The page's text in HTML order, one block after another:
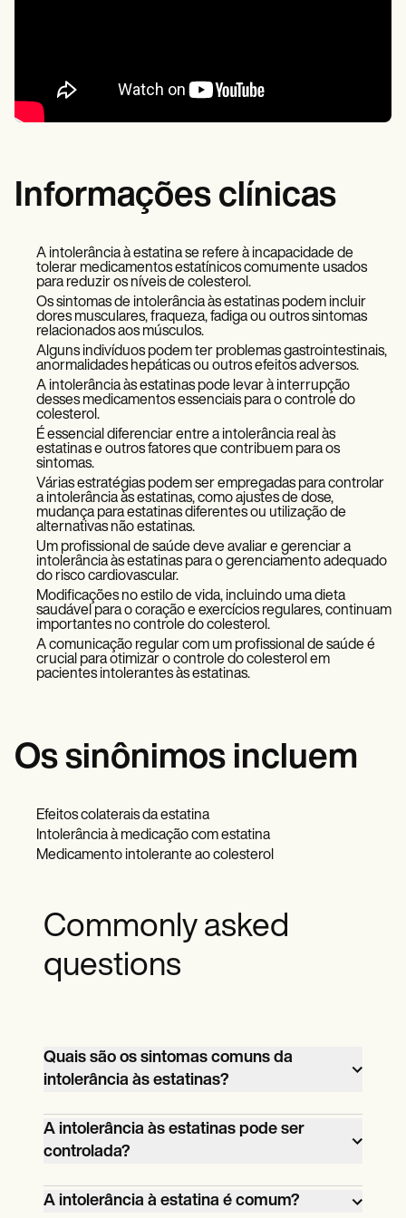
Informações clínicas
A intolerância à estatina se refere à incapacidade de
tolerar medicamentos estatínicos comumente usados
para reduzir os níveis de colesterol.
Os sintomas de intolerância às estatinas podem incluir
dores musculares, fraqueza, fadiga ou outros sintomas
relacionados aos músculos.
Alguns indivíduos podem ter problemas gastrointestinais,
anormalidades hepáticas ou outros efeitos adversos.
A intolerância às estatinas pode levar à interrupção
desses medicamentos essenciais para o controle do
colesterol.
É essencial diferenciar entre a intolerância real às
estatinas e outros fatores que contribuem para os
sintomas.
Várias estratégias podem ser empregadas para controlar
a intolerância às estatinas, como ajustes de dose,
mudança para estatinas diferentes ou utilização de
alternativas não estatinas.
Um profissional de saúde deve avaliar e gerenciar a
intolerância às estatinas para o gerenciamento adequado
do risco cardiovascular.
Modificações no estilo de vida, incluindo uma dieta
saudável para o coração e exercícios regulares, continuam
importantes no controle do colesterol.
A comunicação regular com um profissional de saúde é
crucial para otimizar o controle do colesterol em
pacientes intolerantes às estatinas.
Os sinônimos incluem
Efeitos colaterais da estatina
Intolerância à medicação com estatina
Medicamento intolerante ao colesterol
Commonly asked
questions
Quais são os sintomas comuns da
intolerância às estatinas?
Os sintomas comuns incluem dores
musculares, fraqueza, fadiga, desconforto
enzimas hepáticas.
A intolerância às estatinas pode ser
controlada?
Se um paciente tiver intolerância à
A intolerância à estatina é comum?